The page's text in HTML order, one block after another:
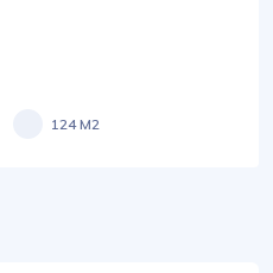
124 M2